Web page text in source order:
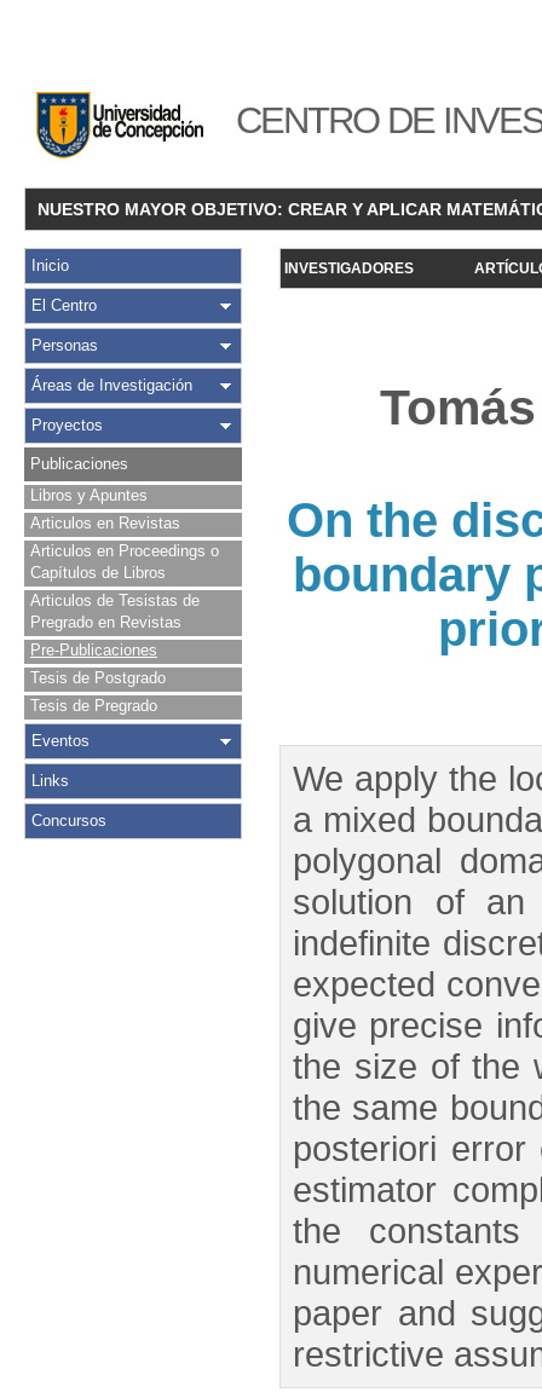
CENTRO DE
NUESTRO MAYOR OBJETIVO: CREAR Y APLICAR
Inicio
El Centro
Personas
Áreas de Investigación
Proyectos
Publicaciones
Libros y Apuntes
Articulos en Revistas
Articulos en Proceedings o
Capítulos de Libros
Articulos de Tesistas de
Pregrado en Revistas
Pre-Publicaciones
Tesis de Postgrado
Tesis de Pregrado
Eventos
Links
Concursos
INVESTIGADORES
On the
boundary
We apply the
a mixed
polygonal
solution of an
indefinite
expected
give precise
the size of the
the same
posteriori
estimator
the
numerical
paper and
restrictive